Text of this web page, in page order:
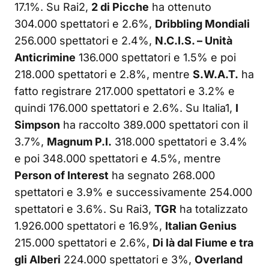
17.1%. Su Rai2, 2 di Picche ha ottenuto
304.000 spettatori e 2.6%, Dribbling Mondiali
256.000 spettatori e 2.4%, N.C.I.S. – Unità
Anticrimine 136.000 spettatori e 1.5% e poi
218.000 spettatori e 2.8%, mentre S.W.A.T. ha
fatto registrare 217.000 spettatori e 3.2% e
quindi 176.000 spettatori e 2.6%. Su Italia1, I
Simpson ha raccolto 389.000 spettatori con il
3.7%, Magnum P.I. 318.000 spettatori e 3.4%
e poi 348.000 spettatori e 4.5%, mentre
Person of Interest ha segnato 268.000
spettatori e 3.9% e successivamente 254.000
spettatori e 3.6%. Su Rai3, TGR ha totalizzato
1.926.000 spettatori e 16.9%, Italian Genius
215.000 spettatori e 2.6%, Di là dal Fiume e tra
gli Alberi 224.000 spettatori e 3%, Overland